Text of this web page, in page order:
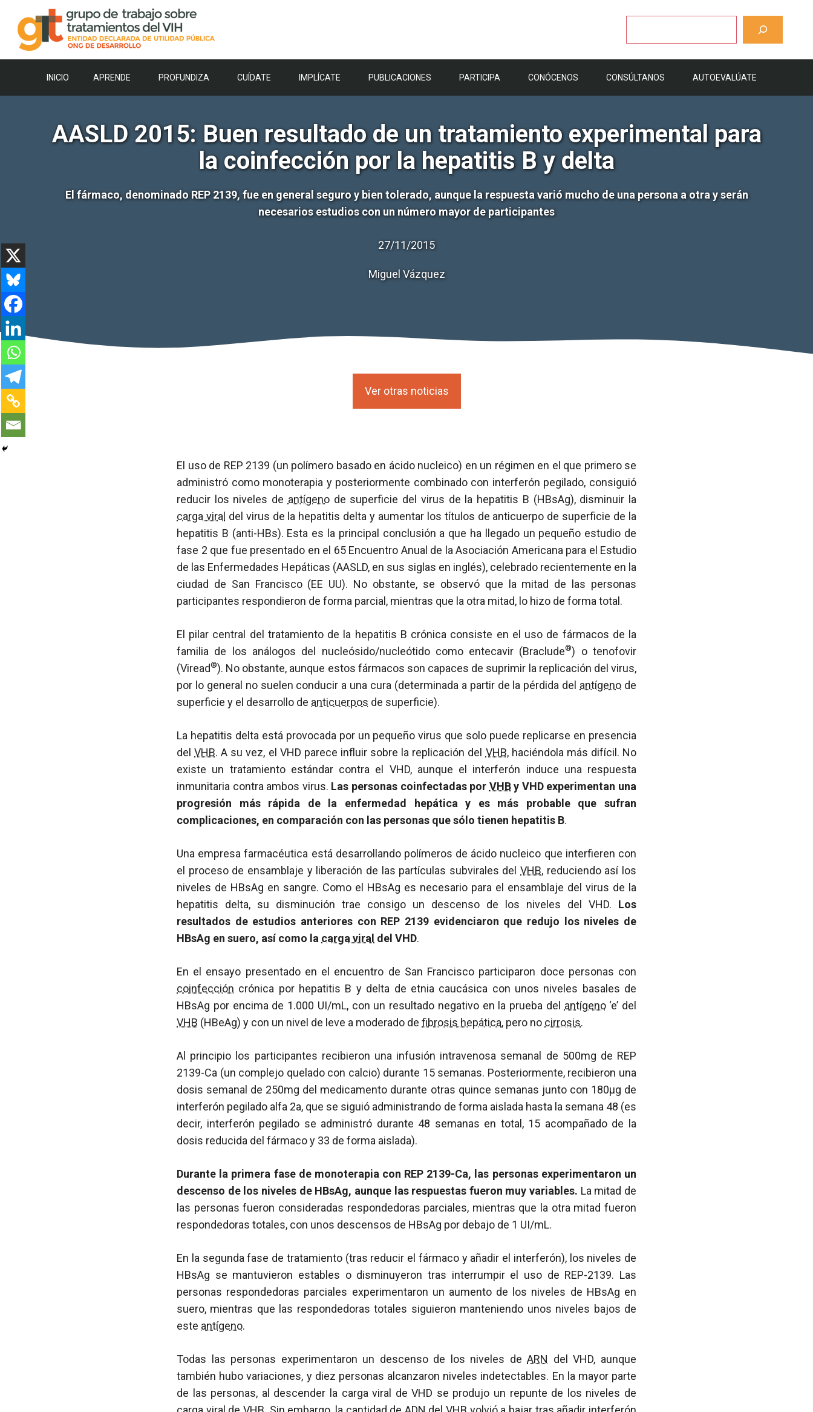
contenido
INICIO APRENDE PROFUNDIZA CUÍDATE IMPLÍCATE PUBLICACIONES PARTICIPA CONÓCENOS CONSÚLTANOS AUTOEVALÚATE
AASLD 2015: Buen resultado de un tratamiento experimental para
la coinfección por la hepatitis B y delta
El fármaco, denominado REP 2139, fue en general seguro y bien tolerado, aunque la respuesta varió mucho de una persona a otra y serán
necesarios estudios con un número mayor de participantes
27/11/2015
Miguel Vázquez
Ver otras noticias
El uso de REP 2139 (un polímero basado en ácido nucleico) en un régimen en el que primero se
administró como monoterapia y posteriormente combinado con interferón pegilado, consiguió
reducir los niveles de antígenode superficie del virus de la hepatitis B (HBsAg), disminuir la
carga viral del virus de la hepatitis delta y aumentar los títulos de anticuerpo de superficie de la
hepatitis B (anti-HBs). Esta es la principal conclusión a que ha llegado un pequeño estudio de
fase 2 que fue presentado en el 65 Encuentro Anual de la Asociación Americana para el Estudio
de las Enfermedades Hepáticas (AASLD, en sus siglas en inglés), celebrado recientemente en la
ciudad de San Francisco (EE UU). No obstante, se observó que la mitad de las personas
participantes respondieron de forma parcial, mientras que la otra mitad, lo hizo de forma total.
El pilar central del tratamiento de la hepatitis B crónica consiste en el uso de fármacos de la
familia de los análogos del nucleósido/nucleótido como entecavir (Braclude®) o tenofovir
(Viread®). No obstante, aunque estos fármacos son capaces de suprimir la replicación del virus,
por lo general no suelen conducir a una cura (determinada a partir de la pérdida del antígeno de
superficie y el desarrollo de anticuerpos de superficie).
La hepatitis delta está provocada por un pequeño virus que solo puede replicarse en presencia
delVHB. A su vez, el VHD parece influir sobre la replicación del VHB, haciéndola más difícil. No
existe un tratamiento estándar contra el VHD, aunque el interferón induce una respuesta
inmunitaria contra ambos virus. Las personas coinfectadas por VHBy VHD experimentan una
progresión más rápida de la enfermedad hepática y es más probable que sufran
complicaciones, en comparación con las personas que sólo tienen hepatitis B.
Una empresa farmacéutica está desarrollando polímeros de ácido nucleico que interfieren con
el proceso de ensamblaje y liberación de las partículas subvirales delVHB, reduciendo así los
niveles de HBsAg en sangre. Como el HBsAg es necesario para el ensamblaje del virus de la
hepatitis delta, su disminución trae consigo un descenso de los niveles del VHD. Los
resultados de estudios anteriores con REP 2139 evidenciaron que redujo los niveles de
HBsAg en suero, así como la carga viral del VHD.
En el ensayo presentado en el encuentro de San Francisco participaron doce personas con
coinfección crónica por hepatitis B y delta de etnia caucásica con unos niveles basales de
HBsAg por encima de 1.000 UI/mL, con un resultado negativo en la prueba del antígeno‘e’ del
VHB (HBeAg) y con un nivel de leve a moderado de fibrosis hepática, pero no cirrosis.
Al principio los participantes recibieron una infusión intravenosa semanal de 500mg de REP
2139-Ca (un complejo quelado con calcio) durante 15 semanas. Posteriormente, recibieron una
dosis semanal de 250mg del medicamento durante otras quince semanas junto con 180µg de
interferón pegilado alfa 2a, que se siguió administrando de forma aislada hasta la semana 48 (es
decir, interferón pegilado se administró durante 48 semanas en total, 15 acompañado de la
dosis reducida del fármaco y 33 de forma aislada).
Durante la primera fase de monoterapia con REP 2139-Ca, las personas experimentaron un
descenso de los niveles de HBsAg, aunque las respuestas fueron muy variables. La mitad de
las personas fueron consideradas respondedoras parciales, mientras que la otra mitad fueron
respondedoras totales, con unos descensos de HBsAg por debajo de 1 UI/mL.
En la segunda fase de tratamiento (tras reducir el fármaco y añadir el interferón), los niveles de
HBsAg se mantuvieron estables o disminuyeron tras interrumpir el uso de REP-2139. Las
personas respondedoras parciales experimentaron un aumento de los niveles de HBsAg en
suero, mientras que las respondedoras totales siguieron manteniendo unos niveles bajos de
este antígeno.
Todas las personas experimentaron un descenso de los niveles deARN del VHD, aunque
también hubo variaciones, y diez personas alcanzaron niveles indetectables. En la mayor parte
de las personas, al descender la carga viral de VHD se produjo un repunte de los niveles de